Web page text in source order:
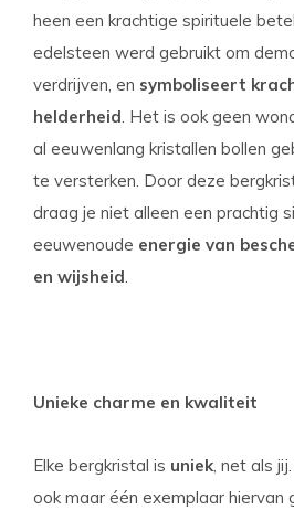
heen een krachtige spirituele
edelsteen werd gebruikt om
verdrijven, en symboliseert
helderheid. Het is ook geen
al eeuwenlang kristallen bollen
te versterken. Door deze
draag je niet alleen een prachtig
eeuwenoude energie van
en wijsheid.
Unieke charme en kwaliteit
Elke bergkristal is uniek, net als
ook maar één exemplaar hiervan